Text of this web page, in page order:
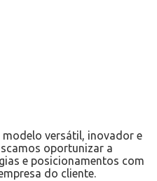
modelo versátil, inovador e
oportunizar a
e posicionamentos com
do cliente.